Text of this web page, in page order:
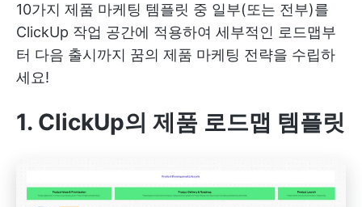
10가지 제품 마케팅 템플릿 중 일부(또는 전부)를
ClickUp 작업 공간에 적용하여 세부적인 로드맵부
터 다음 출시까지 꿈의 제품 마케팅 전략을 수립하
세요!
1. ClickUp의 제품 로드맵 템플릿